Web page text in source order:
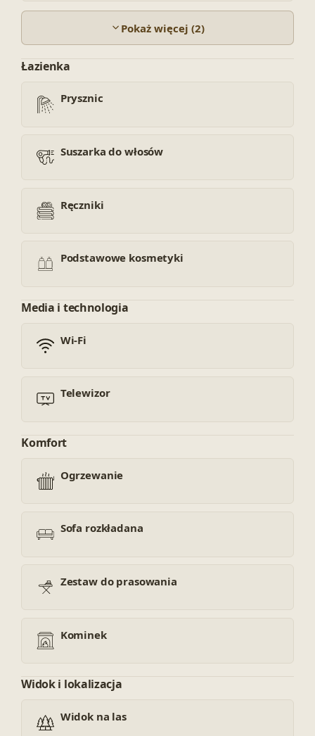
Pokaż więcej (2)
Łazienka
Prysznic
Suszarka do włosów
Ręczniki
Podstawowe kosmetyki
Media i technologia
Wi-Fi
Telewizor
Komfort
Ogrzewanie
Sofa rozkładana
Zestaw do prasowania
Kominek
Widok i lokalizacja
Widok na las